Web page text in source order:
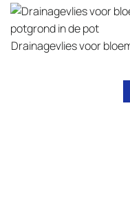
Drainagevlies voor